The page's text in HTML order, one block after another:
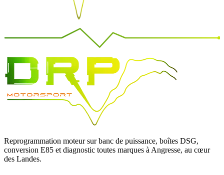
Reprogrammation moteur sur banc de puissance, boîtes DSG,
conversion E85 et diagnostic toutes marques à Angresse, au cœur
des Landes.